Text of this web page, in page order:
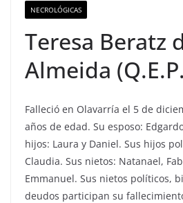
NECROLÓGICAS
Teresa Beratz
Almeida
Falleció en Olavarría el 5 de
años de edad. Su esposo:
hijos: Laura y Daniel. Sus hijos
Claudia. Sus nietos: Natanael,
Emmanuel. Sus nietos políticos,
deudos participan su